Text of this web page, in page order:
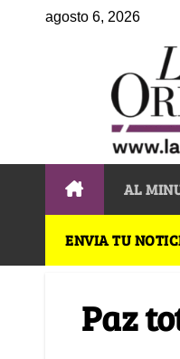
agosto 6, 2026
AL
ENVIA TU
Paz